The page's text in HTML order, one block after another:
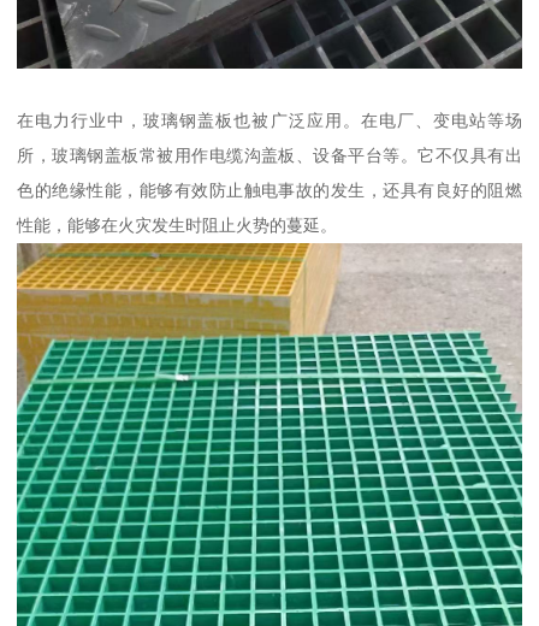
在电力行业中，玻璃钢盖板也被广泛应用。在电厂、变电站等场
所，玻璃钢盖板常被用作电缆沟盖板、设备平台等。它不仅具有出
色的绝缘性能，能够有效防止触电事故的发生，还具有良好的阻燃
性能，能够在火灾发生时阻止火势的蔓延。